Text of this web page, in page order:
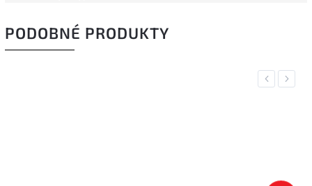
PODOBNÉ PRODUKTY
Previous
Next